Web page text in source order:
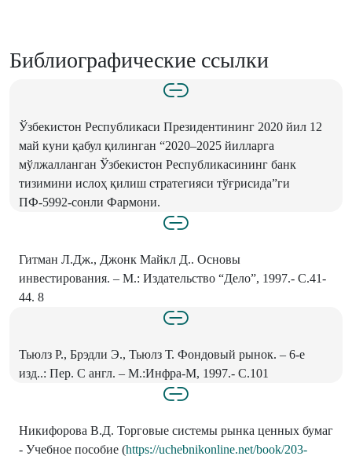
Библиографические ссылки
Ўзбекистон Республикаси Президентининг 2020 йил 12
май куни қабул қилинган “2020–2025 йилларга
мўлжалланган Ўзбекистон Республикасининг банк
тизимини ислоҳ қилиш стратегияси тўғрисида”ги
ПФ-5992-сонли Фармони.
Гитман Л.Дж., Джонк Майкл Д.. Основы
инвестирования. – М.: Издательство “Дело”, 1997.- С.41-
44. 8
Тьюлз Р., Брэдли Э., Тьюлз Т. Фондовый рынок. – 6-е
изд..: Пер. С англ. – М.:Инфра-М, 1997.- С.101
Никифорова В.Д. Торговые системы рынка ценных бумаг
- Учебное пособие (https://uchebnikonline.net/book/203-